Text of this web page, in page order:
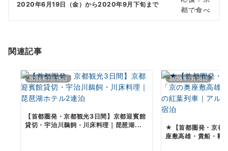
シ
ョ
2020年6月19日（金）から2020年9月下旬まで
関連記事
2026年7月15日
【首都圏発・京都観光3日間】京都迎賓館
貸切・宇治川鵜飼・川床料理｜琵琶湖...
2026年7月18日
★【首都圏発・京都
座敷高雄・貴船・鞍